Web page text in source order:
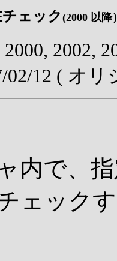
ェック (2000 以降
2002,
02/12 ( オリ
内で、
ェック